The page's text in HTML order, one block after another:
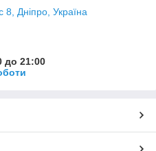
Дніпро, Україна
до 21:00